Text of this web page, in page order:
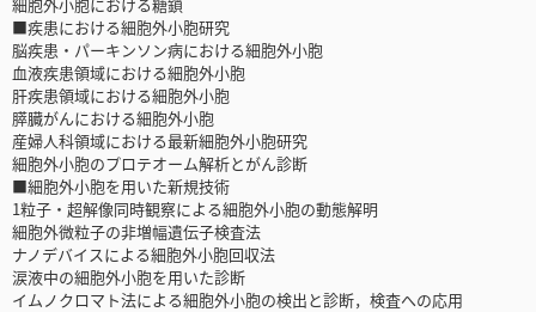
■疾患における細胞外小胞研究
脳疾患・パーキンソン病における細胞外小胞
血液疾患領域における細胞外小胞
肝疾患領域における細胞外小胞
膵臓がんにおける細胞外小胞
産婦人科領域における最新細胞外小胞研究
細胞外小胞のプロテオーム解析とがん診断
■細胞外小胞を用いた新規技術
1粒子・超解像同時観察による細胞外小胞の動態解明
細胞外微粒子の非増幅遺伝子検査法
ナノデバイスによる細胞外小胞回収法
涙液中の細胞外小胞を用いた診断
イムノクロマト法による細胞外小胞の検出と診断，検査への応用